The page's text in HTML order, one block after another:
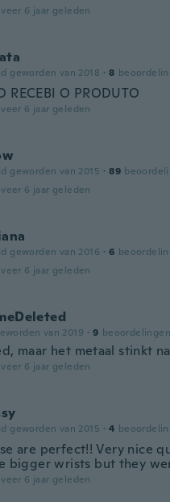
6 jaar geleden
geworden van 2018 · 8
RECEBI O PRODUTO
6 jaar geleden
geworden van 2015 · 89
6 jaar geleden
geworden van 2016 · 6
6 jaar geleden
van 2019 · 9 beoordelingen
maar het metaal stinkt
6 jaar geleden
geworden van 2015 · 4
are perfect!! Very nice
bigger wrists but they
6 jaar geleden